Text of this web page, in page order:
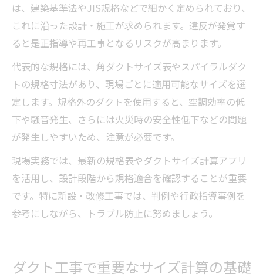
は、建築基準法やJIS規格などで細かく定められており、
これに沿った設計・施工が求められます。違反が発覚す
ると是正指導や再工事となるリスクが高まります。
代表的な規格には、角ダクトサイズ表やスパイラルダク
トの規格寸法があり、現場ごとに適用可能なサイズを選
定します。規格外のダクトを使用すると、空調効率の低
下や騒音発生、さらには火災時の安全性低下などの問題
が発生しやすいため、注意が必要です。
現場実務では、最新の規格表やダクトサイズ計算アプリ
を活用し、設計段階から規格適合を確認することが重要
です。特に新設・改修工事では、判例や行政指導事例を
参考にしながら、トラブル防止に努めましょう。
ダクト工事で重要なサイズ計算の基礎